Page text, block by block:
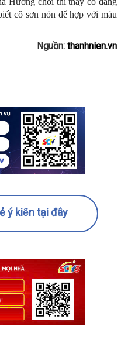
cô sơn nón để hợp với màu
Nguồn: thanhnien.vn
ý kiến tại đây